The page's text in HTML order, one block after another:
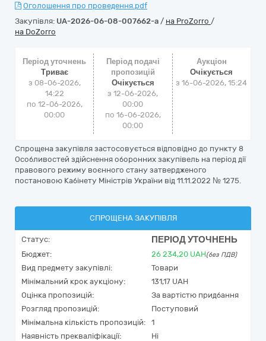
Оголошення про проведення.pdf
Закупівля: UA-2026-06-08-007662-a / на ProZorro /
на DoZorro
Період уточнень
Триває
з 08-06-2026,
14:22
по 12-06-2026,
00:00
Період подачі
пропозицій
Очікується
з 12-06-2026,
00:00
по 16-06-2026,
00:00
Аукціон
Очікується
з16-06-2026, 15:24
Спрощена закупівля застосовується відповідно до пункту 8
Особливостей здійснення оборонних закупівель на період дії
правового режиму воєнного стану затвердженого
постановою Кабінету Міністрів України від 11.11.2022 № 1275.
СПРОЩЕНА ЗАКУПІВЛЯ
Статус: ПЕРІОД УТОЧНЕНЬ
Бюджет: 26 234,20 UAH(без ПДВ)
Вид предмету закупівлі:
Товари
Мінімальний крок аукціону:
131,17 UAH
Оцінка пропозицій:
За вартістю придбання
Розгляд пропозицій:
Поступовий
Мінімальна кількість пропозицій:
1
Наявність прекваліфікації:
Ні